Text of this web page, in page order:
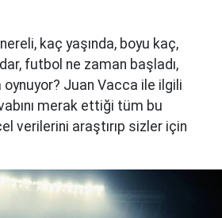
kaç yaşında, boyu kaç,
futbol ne zaman başladı,
oynuyor? Juan Vacca ile ilgili
merak ettiği tüm bu
verilerini araştırıp sizler için